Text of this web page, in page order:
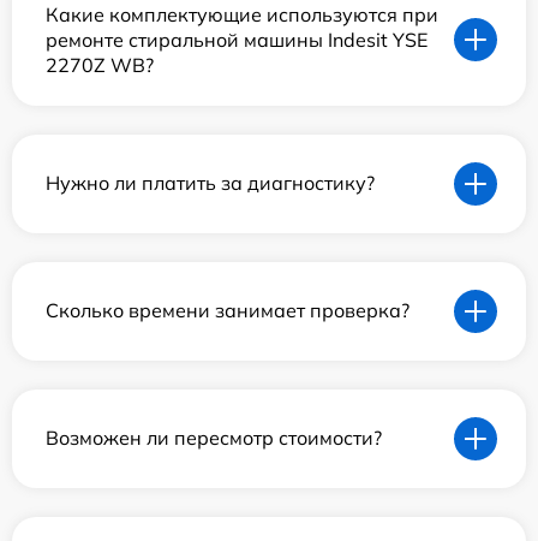
Какие комплектующие используются при
ремонте стиральной машины Indesit YSE
2270Z WB?
Нужно ли платить за диагностику?
Сколько времени занимает проверка?
Возможен ли пересмотр стоимости?